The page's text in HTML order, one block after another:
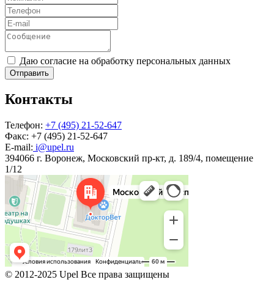
Даю согласие на обработку персональных данных
Отправить
Контакты
Телефон: +7 (495) 21-52-647
Факс: +7 (495) 21-52-647
E-mail: i@upel.ru
394066 г. Воронеж, Московский пр-кт, д. 189/4, помещение
1/12
© 2012-2025 Upel Все права защищены